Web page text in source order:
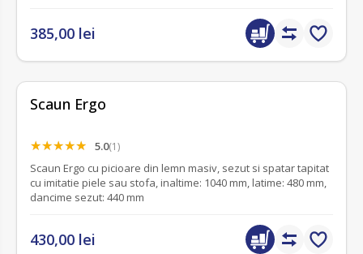
385,00 lei
Scaun Ergo
5.0(1)
Scaun Ergo cu picioare din lemn masiv, sezut si spatar tapitat
cu imitatie piele sau stofa, inaltime: 1040 mm, latime: 480 mm,
dancime sezut: 440 mm
430,00 lei